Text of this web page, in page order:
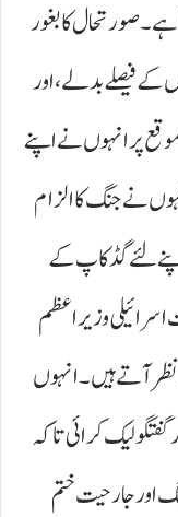
ہے۔ صورتحال کا بغور
کے فیصلے بدلے، اور
پر انہوں نے اپنے
نے جنگ کا الزام
لئے گڈ کاپ کے
اسرائیلی وزیراعظم
نظر آتے ہیں۔ انہوں
گفتگو لیک کرائی تاکہ
اور جارحیت ختم